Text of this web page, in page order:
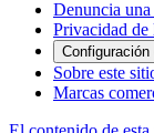
Denuncia
Privacidad
Sobre este
Marcas